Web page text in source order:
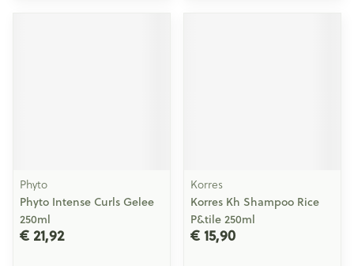
Phyto
Phyto Intense Curls Gelee
250ml
€ 21,92
Korres
Korres Kh Shampoo Rice
P&tile 250ml
€ 15,90